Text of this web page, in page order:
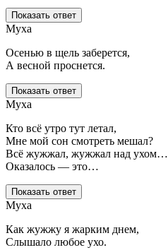
Показать ответ
Муха
Осенью в щель заберется,
А весной проснется.
Показать ответ
Муха
Кто всё утро тут летал,
Мне мой сон смотреть мешал?
Всё жужжал, жужжал над ухом…
Оказалось — это…
Показать ответ
Муха
Как жужжу я жарким днем,
Слышало любое ухо.